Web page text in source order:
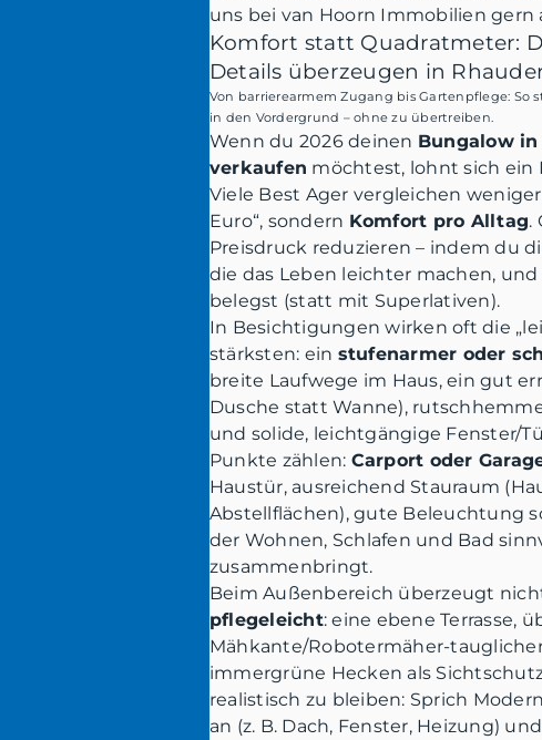
uns bei van Hoorn Immobilien gern
Komfort statt Quadratmeter:
Details überzeugen in
Von barrierearmem Zugang bis Gartenpflege: So
in den Vordergrund – ohne zu übertreiben.
Wenn du 2026 deinen Bungalow
verkaufen möchtest, lohnt sich ein
Viele Best Ager vergleichen
Euro“, sondern Komfort pro Alltag.
Preisdruck reduzieren – indem du
die das Leben leichter machen,
belegst (statt mit Superlativen).
In Besichtigungen wirken oft die
stärksten: ein stufenarmer oder
breite Laufwege im Haus, ein gut
Dusche statt Wanne),
und solide, leichtgängige Fenster/
Punkte zählen: Carport oder
Haustür, ausreichend Stauraum
Abstellflächen), gute Beleuchtung
der Wohnen, Schlafen und Bad
zusammenbringt.
Beim Außenbereich überzeugt
pflegeleicht: eine ebene Terrasse,
Mähkante/Robotermäher-
immergrüne Hecken als
realistisch zu bleiben: Sprich
an (z. B. Dach, Fenster, Heizung)